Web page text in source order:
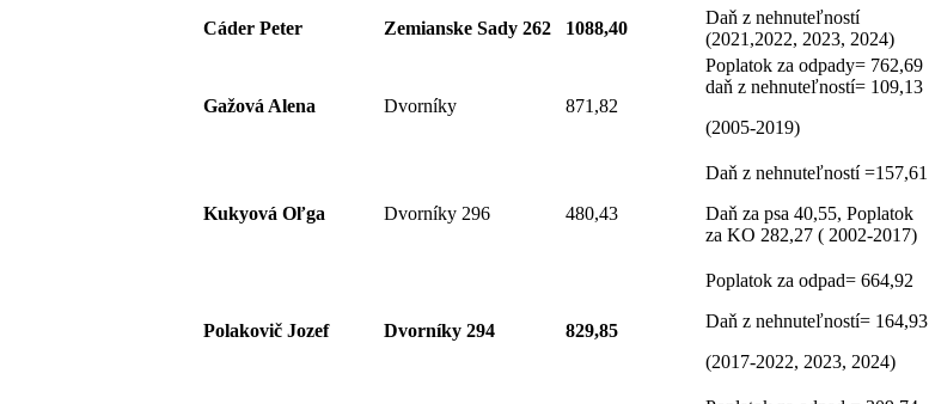
Cáder Peter Zemianske Sady 262 1088,40
Daň z nehnuteľností
(2021,2022, 2023, 2024)
Gažová Alena Dvorníky 871,82
Poplatok za odpady= 762,69
daň z nehnuteľností= 109,13
(2005-2019)
Kukyová Oľga Dvorníky 296 480,43
Daň z nehnuteľností =157,61
Daň za psa 40,55, Poplatok
za KO 282,27 ( 2002-2017)
Polakovič Jozef Dvorníky 294 829,85
Poplatok za odpad= 664,92
Daň z nehnuteľností= 164,93
(2017-2022, 2023, 2024)